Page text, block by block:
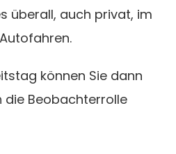
überall, auch privat, im
können Sie dann
die Beobachterrolle